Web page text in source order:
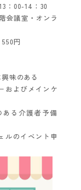
：00-14：30
会議室・オンラ
円
味のある
びメインケ
護者予備
ルのイベント申